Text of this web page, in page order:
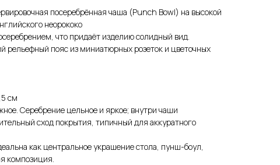
посеребрённая чаша (Punch Bowl) на высокой
неорококо
что придаёт изделию солидный вид.
рельефный пояс из миниатюрных розеток и цветочных
см
Серебрение цельное и яркое; внутри чаши
сход покрытия, типичный для аккуратного
как центральное украшение стола, пунш-боул,
композиция.